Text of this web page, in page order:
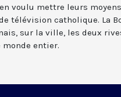
voulu mettre leurs
télévision catholique. La
sur la ville, les deux
entier.